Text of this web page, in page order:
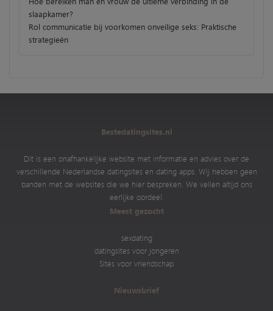
slaapkamer?
Rol communicatie bij voorkomen onveilige seks: Praktische
strategieën
Bestedatingsites.nl
Dit is een onafhankelijke website met informatie en advies over de
verschillende Nederlandse datingsites en dating apps. Wij hebben geen
banden met de websites die we hier bespreken. We vellen altijd ons
eerlijke oordeel.
Meest gezocht
sexdating
datingsites voor jongeren
Sites voor vriendschap
Nieuwsbrief